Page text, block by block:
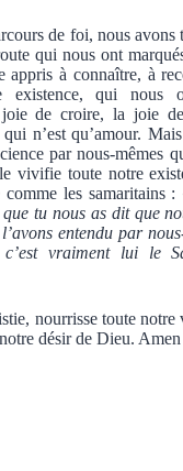
de foi, nous avons
qui nous ont
appris à connaître, à
existence, qui nous
joie de croire, la joie
n’est qu’amour.
par nous-mêmes
vivifie toute notre
les samaritains :
tu nous as dit que
entendu par
c’est vraiment lui le
nourrisse toute notre
désir de Dieu. Amen